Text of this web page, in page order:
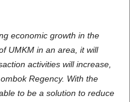
economic growth in the
UMKM in an area, it will
activities will increase,
Regency. With the
to be a solution to reduce